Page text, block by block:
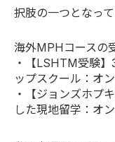
択肢の一つとなって
海外MPHコースの
・
【LSHTM受験
ップスクール：オ
・
【ジョンズホプ
した現地留学：オ